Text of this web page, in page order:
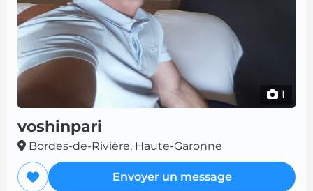
1
voshinpari
Bordes-de-Rivière, Haute-Garonne
Envoyer un message